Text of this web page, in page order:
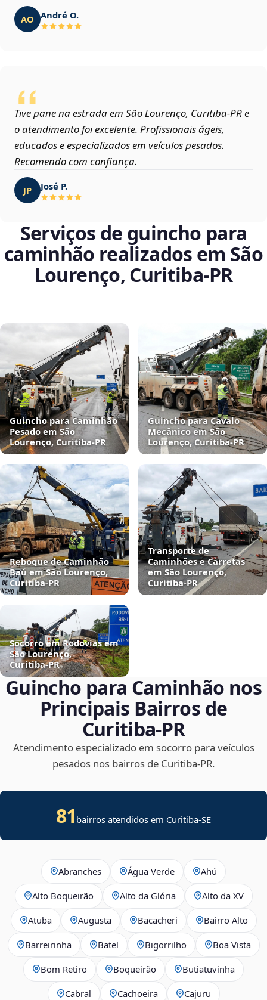
AO André O.
Tive pane na estrada em São Lourenço, Curitiba‑PR e
o atendimento foi excelente. Profissionais ágeis,
educados e especializados em veículos pesados.
Recomendo com confiança.
JP José P.
Serviços de guincho para
caminhão realizados em São
Lourenço, Curitiba‑PR
Guincho para Caminhão
Pesado em São
Lourenço, Curitiba‑PR
Guincho para Cavalo
Mecânico em São
Lourenço, Curitiba‑PR
Reboque de Caminhão
Baú em São Lourenço,
Curitiba‑PR
Transporte de
Caminhões e Carretas
em São Lourenço,
Curitiba‑PR
Socorro em Rodovias em
São Lourenço,
Curitiba‑PR
Guincho para Caminhão nos
Principais Bairros de
Curitiba‑PR
Atendimento especializado em socorro para veículos
pesados nos bairros de Curitiba‑PR.
81 bairros atendidos em Curitiba-SE
Abranches Água Verde Ahú
Alto Boqueirão Alto da Glória Alto da XV
Atuba Augusta Bacacheri Bairro Alto
Barreirinha Batel Bigorrilho Boa Vista
Bom Retiro Boqueirão Butiatuvinha
Cabral Cachoeira Cajuru